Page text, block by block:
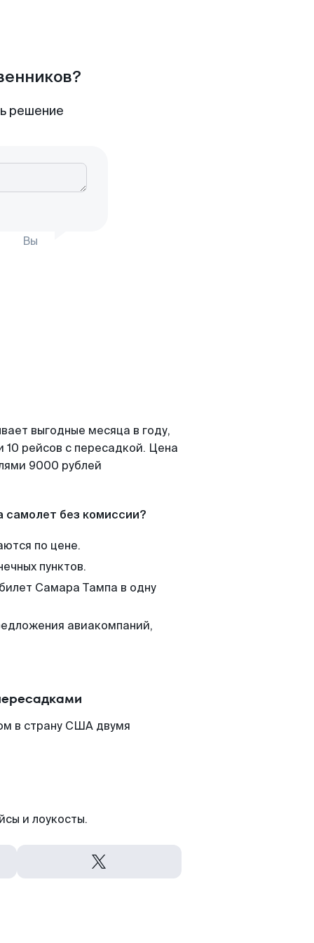
решение
Вы
выгодные месяца в году,
рейсов с пересадкой. Цена
9000 рублей
самолет без комиссии?
по цене.
пунктов.
Самара Тампа в одну
авиакомпаний,
в страну США двумя
и лоукосты.